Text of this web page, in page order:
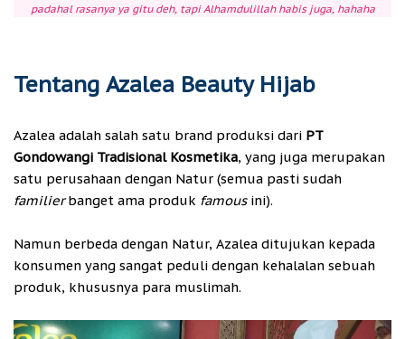
padahal rasanya ya gitu deh, tapi Alhamdulillah habis juga, hahaha
Tentang Azalea Beauty Hijab
Azalea adalah salah satu brand produksi dari PT
Gondowangi Tradisional Kosmetika, yang juga merupakan
satu perusahaan dengan Natur (semua pasti sudah
familierbanget ama produk famousini).
Namun berbeda dengan Natur, Azalea ditujukan kepada
konsumen yang sangat peduli dengan kehalalan sebuah
produk, khususnya para muslimah.